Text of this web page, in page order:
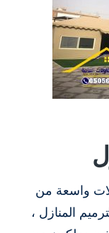
واسعة من
المنازل ،